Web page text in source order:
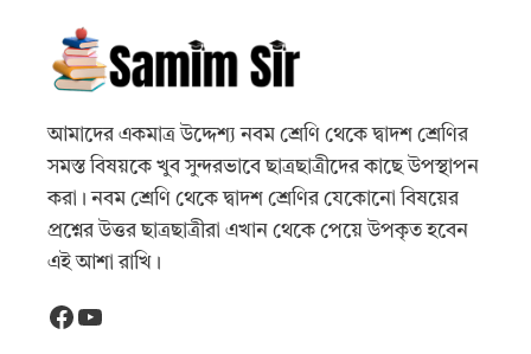
আমাদের একমাত্র উদ্দেশ্য নবম শ্রেণি থেকে দ্বাদশ শ্রেণির
সমস্ত বিষয়কে খুব সুন্দরভাবে ছাত্রছাত্রীদের কাছে উপস্থাপন
করা। নবম শ্রেণি থেকে দ্বাদশ শ্রেণির যেকোনো বিষয়ের
প্রশ্নের উত্তর ছাত্রছাত্রীরা এখান থেকে পেয়ে উপকৃত হবেন
এই আশা রাখি।
Facebook
YouTube